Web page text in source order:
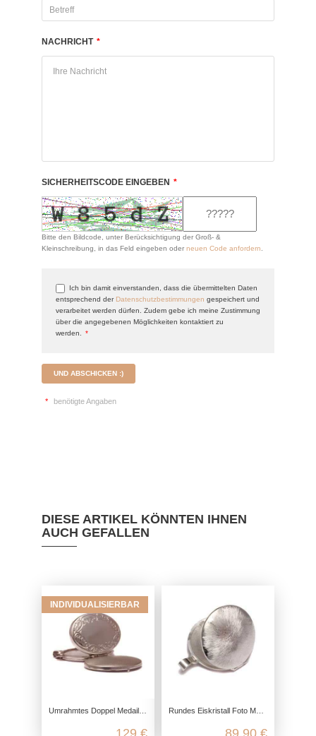
NACHRICHT *
SICHERHEITSCODE EINGEBEN *
Bitte den Bildcode, unter Berücksichtigung der Groß- &
Kleinschreibung, in das Feld eingeben oder neuen Code anfordern
Ich bin damit einverstanden, dass die übermittelten Daten
entsprechend der Datenschutzbestimmungen gespeichert und
verarbeitet werden dürfen. Zudem gebe ich meine Zustimmung
über die angegebenen Möglichkeiten kontaktiert zu
werden.
*
UND ABSCHICKEN :)
* benötigte Angaben
DIESE ARTIKEL KÖNNTEN IHNEN
AUCH GEFALLEN
INDIVIDUALISIERBAR
Umrahmtes Doppel Medaillon für 4 Fotos aus 925 Sterling Silber
129 €
Rundes Eiskristall Foto Medaillon aus 925 Sterling Silber
89,90 €